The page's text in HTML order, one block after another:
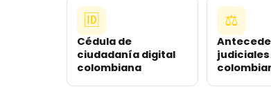
🆔
Cédula de
ciudadanía digital
colombiana
⚖️
judiciales